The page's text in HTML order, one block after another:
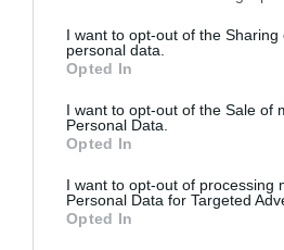
I want to opt-out of the Sharing
personal data.
Opted In
I want to opt-out of the Sale of
Personal Data.
Opted In
I want to opt-out of processing
Personal Data for Targeted
Opted In
χωρίζονται σε τρεις σειρές µε
δυνατότητες όπως ασύρµατη
power trim, ροοστάτη λειτουργίας
κάθε περίπτωση.
πρώτους που αγόρασε έναν
σκάφος του, µια πιλοτίνα